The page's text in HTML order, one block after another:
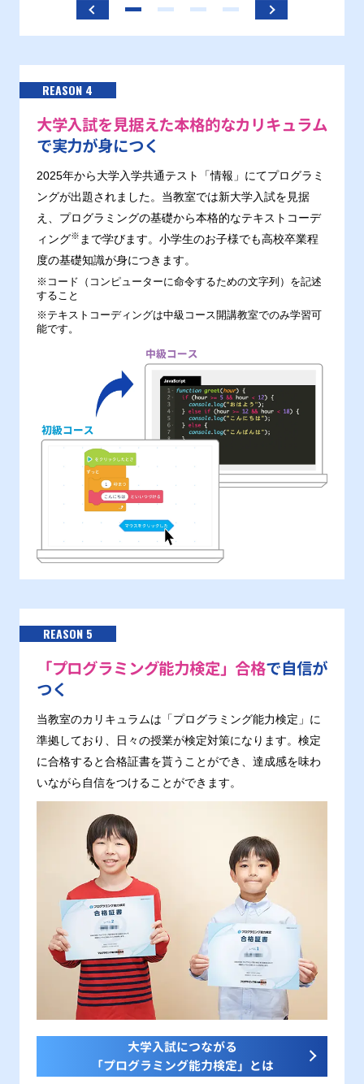
REASON 4
大学入試を見据えた本格的なカリキュラム
で実力が身につく
2025年から大学入学共通テスト「情報」にてプログラミ
ングが出題されました。当教室では新大学入試を見据
え、プログラミングの基礎から本格的なテキストコーデ
ィング※ まで学びます。小学生のお子様でも高校卒業程
度の基礎知識が身につきます。
※コード（コンピューターに命令するための文字列）を記述
すること
※テキストコーディングは中級コース開講教室でのみ学習可
能です。
REASON 5
「プログラミング能力検定」合格で自信が
つく
当教室のカリキュラムは「プログラミング能力検定」に
準拠しており、日々の授業が検定対策になります。検定
に合格すると合格証書を貰うことができ、達成感を味わ
いながら自信をつけることができます。
大学入試につながる
「プログラミング能力検定」とは